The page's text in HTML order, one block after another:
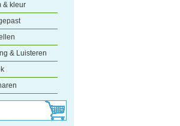
& kleur
& Luisteren